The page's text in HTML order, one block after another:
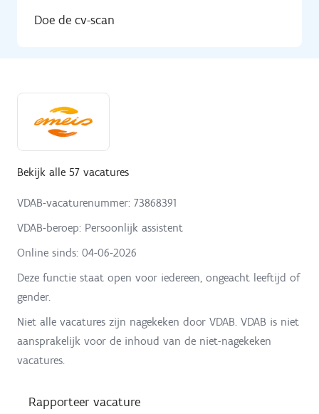
Doe de cv-scan
Bekijk alle 57 vacatures
VDAB-vacaturenummer: 73868391
VDAB-beroep: Persoonlijk assistent
Online sinds: 04-06-2026
Deze functie staat open voor iedereen, ongeacht leeftijd of
gender.
Niet alle vacatures zijn nagekeken door VDAB. VDAB is niet
aansprakelijk voor de inhoud van de niet-nagekeken
vacatures.
Rapporteer vacature